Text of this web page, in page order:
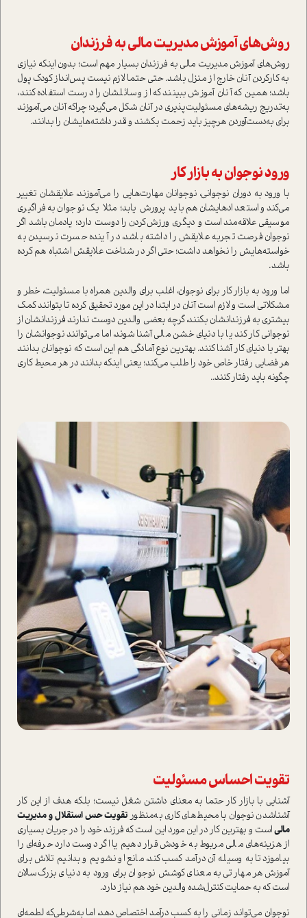
روش‌هاي آموزش مديريت مالي به فرزندان
روش‌هاي آموزش مديريت مالي به فرزندان بسیار مهم است؛ بدون اينكه نيازي
به کارکردن آنان خارج از منزل باشد. حتی حتما لازم نیست پس‌انداز کودک پول
باشد؛ همین که آنان آموزش ببینند که از وسائلشان را درست استفاده کنند،
به‌تدریج ريشه‌هاي مسئوليت‌پذيري در آنان شكل می‌گيرد‌؛ چراکه آنان می‌آموزند
براي به‌دست‌آوردن هرچیز باید زحمت بکشند و قدر داشته‌هایشان را بدانند.
ورود نوجوان به بازار كار
با ورود به دوران نوجواني‌، نوجوانان مهارت‌هايي را می‌آموزند‌، علايقشان تغيير
می‌كند و استعداد‌هايشان هم بايد پرورش یابد؛ مثلا یک نوجوان به فراگیری
موسیقی علاقه‌مند است و دیگری ورزش‌کردن را دوست دارد؛ یادمان باشد اگر
نوجوان فرصت تجربه علايقش را داشته باشد، در آينده حسرت نرسيدن به
خواسته‌هايش را نخواهد داشت‌؛ حتی اگر در شناخت علايقش اشتباه ‌هم كرده
باشد‌.
اما‌ ورود به بازار كار براي نوجوان، اغلب براي والدين‌ همراه با مسئولیت، خطر و
مشکلاتی است و لازم است آنان در ابتدا در این مورد تحقیق کرده تا بتوانند كمك
بيشتري به فرزندانشان بكنند، گرچه بعضي والدين‌ دوست ندارند فرزندانشان از
نوجواني كار كند يا با دنياي خشن مالي آشنا شوند، اما می‌توانند نوجوانشان را
بهتر با دنياي كار آشنا كنند. بهترين نوع آمادگي‌ هم اين است كه نوجوانان بدانند‌
هر فضايي رفتار‌ خاص خود را طلب می‌كند‌؛ يعني اینکه بدانند در هر محیط کاری
چگونه باید رفتار کنند..
تقويت احساس مسئوليت
آشنايي با بازار كار حتما به معناي داشتن شغل نيست‌؛ بلکه هدف از این کار
آشناشدن نوجوان با محيط‌های کاری به‌منظورتقويت حس استقلال و مديريت
مالياست و بهترين كار در این مورد این است که فرزند خود را‌ در جريان بسياري
از هزينه‌هاي مالي مربوط به خودش قرار دهيم ‌يا اگر دوست دارد حرفه‌اي را
بياموزد تا به وسيله‌ آن‌ درآمد كسب كند، مانع او نشويم و بدانیم تلاش براي
آموزش هر مهارتي به معناي كوشش نوجوان براي ورود به دنياي بزرگ‌سالان
است که به حمايت كنترل‌شده والدين خود هم نياز دارد.
نوجوان می‌تواند زماني را به كسب درآمد اختصاص دهد، اما به‌شرطی‌که لطمه‌اي